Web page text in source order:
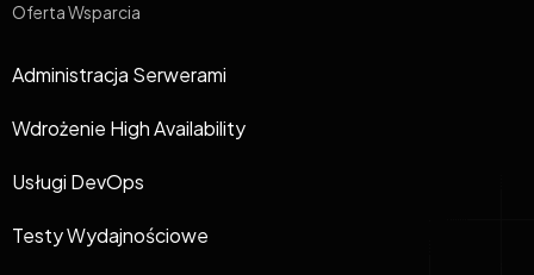
Oferta Wsparcia
Administracja Serwerami
Wdrożenie High Availability
Usługi DevOps
Testy Wydajnościowe